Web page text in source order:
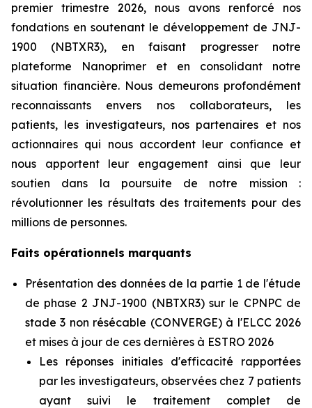
premier trimestre 2026, nous avons renforcé nos
fondations en soutenant le développement de JNJ-
1900 (NBTXR3), en faisant progresser notre
plateforme Nanoprimer et en consolidant notre
situation financière. Nous demeurons profondément
reconnaissants envers nos collaborateurs, les
patients, les investigateurs, nos partenaires et nos
actionnaires qui nous accordent leur confiance et
nous apportent leur engagement ainsi que leur
soutien dans la poursuite de notre mission :
révolutionner les résultats des traitements pour des
millions de personnes.
Faits opérationnels marquants
Présentation des données de la partie 1 de l'étude
de phase 2 JNJ-1900 (NBTXR3) sur le CPNPC de
stade 3 non résécable (CONVERGE) à l'ELCC 2026
et mises à jour de ces dernières à ESTRO 2026
Les réponses initiales d'efficacité rapportées
par les investigateurs, observées chez 7 patients
ayant suivi le traitement complet de